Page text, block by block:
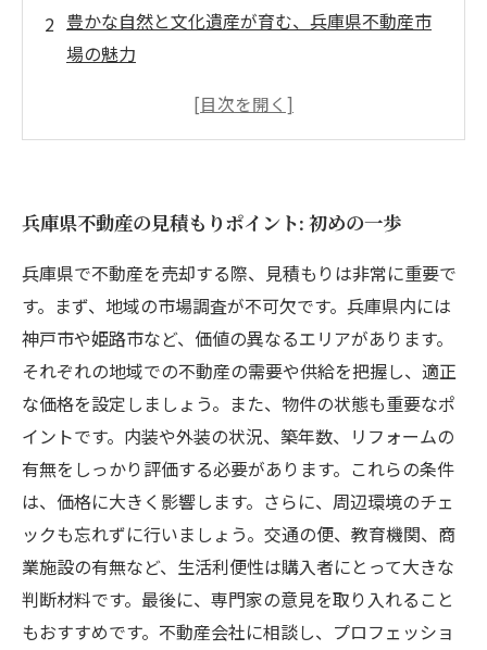
豊かな自然と文化遺産が育む、兵庫県不動産市
場の魅力
正確な市場調査と物件評価が成功の鍵
プ
価値ある取引を実現するための最終チェックポ
イント
兵庫県不動産の見積もりポイント: 初めの一歩
兵庫県で不動産を売却する際、見積もりは非常に重要で
す。まず、地域の市場調査が不可欠です。兵庫県内には
神戸市や姫路市など、価値の異なるエリアがあります。
それぞれの地域での不動産の需要や供給を把握し、適正
な価格を設定しましょう。また、物件の状態も重要なポ
イントです。内装や外装の状況、築年数、リフォームの
有無をしっかり評価する必要があります。これらの条件
は、価格に大きく影響します。さらに、周辺環境のチェ
ックも忘れずに行いましょう。交通の便、教育機関、商
業施設の有無など、生活利便性は購入者にとって大きな
判断材料です。最後に、専門家の意見を取り入れること
もおすすめです。不動産会社に相談し、プロフェッショ